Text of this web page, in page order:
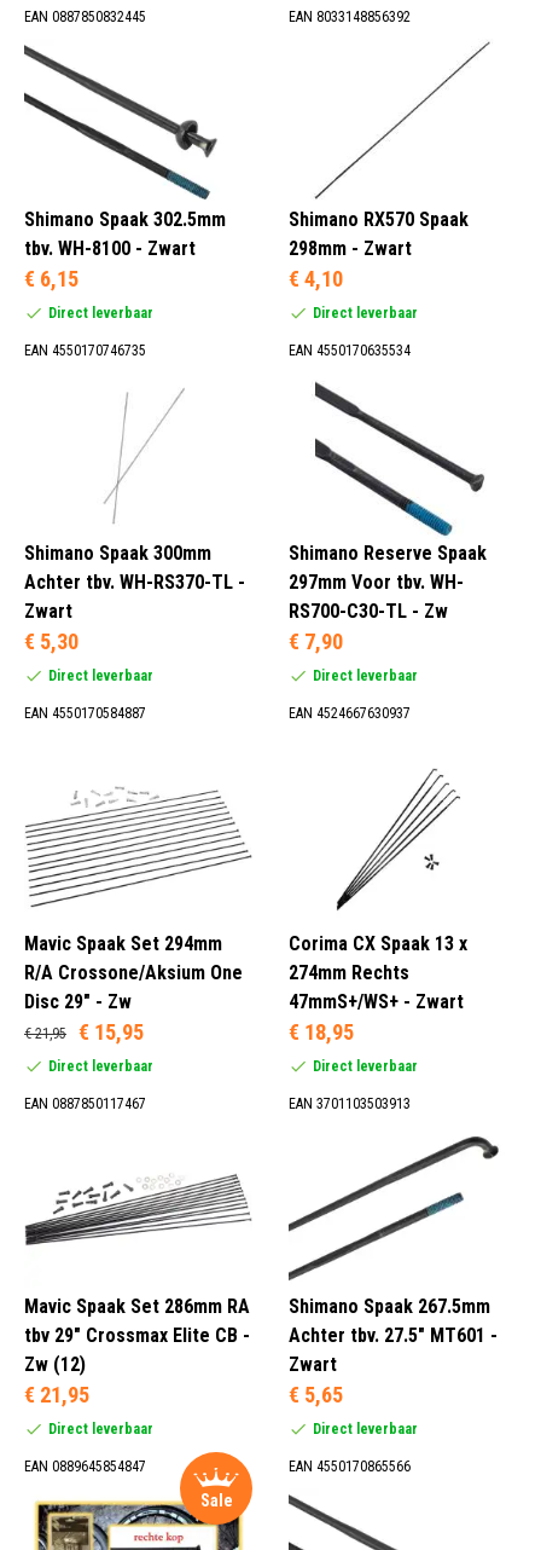
302,5 mm (1)
302 mm (1)
301 mm (3)
RVS (77)
Onbekend (195)
Onbekend (1)
Zilver (2)
Zwart (316)
Onbekend (45)
1 Stuk (22)
EAN 0887850832445 EAN 8033148856392
Shimano Spaak 302.5mm
tbv. WH-8100 - Zwart
€ 6,15
Direct leverbaar
EAN 4550170746735
Shimano RX570 Spaak
298mm - Zwart
€ 4,10
Direct leverbaar
EAN 4550170635534
Shimano Spaak 300mm
Achter tbv. WH-RS370-TL -
Zwart
€ 5,30
Direct leverbaar
EAN 4550170584887
Shimano Reserve Spaak
297mm Voor tbv. WH-
RS700-C30-TL - Zw
€ 7,90
Direct leverbaar
EAN 4524667630937
Mavic Spaak Set 294mm
R/A Crossone/Aksium One
Disc 29" - Zw
€ 21,95 € 15,95
Direct leverbaar
EAN 0887850117467
Corima CX Spaak 13 x
274mm Rechts
47mmS+/WS+ - Zwart
€ 18,95
Direct leverbaar
EAN 3701103503913
Mavic Spaak Set 286mm RA
tbv 29" Crossmax Elite CB -
Zw (12)
€ 21,95
Direct leverbaar
EAN 0889645854847
Shimano Spaak 267.5mm
Achter tbv. 27.5" MT601 -
Zwart
€ 5,65
Direct leverbaar
EAN 4550170865566
Sale